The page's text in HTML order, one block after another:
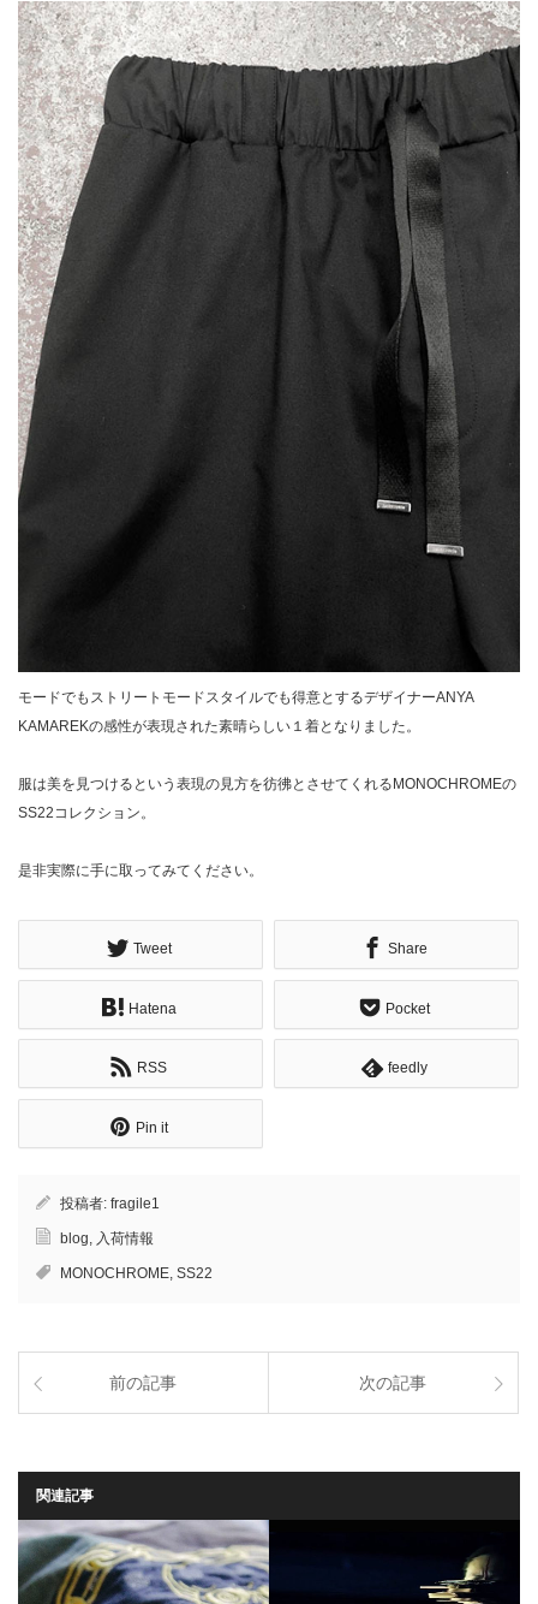
モードでもストリートモードスタイルでも得意とするデザイナーANYA
KAMAREKの感性が表現された素晴らしい１着となりました。
服は美を見つけるという表現の見方を彷彿とさせてくれるMONOCHROMEの
SS22コレクション。
是非実際に手に取ってみてください。
Tweet Share
Hatena Pocket
RSS feedly
Pin it
投稿者: fragile1
blog, 入荷情報
MONOCHROME, SS22
前の記事 次の記事
関連記事